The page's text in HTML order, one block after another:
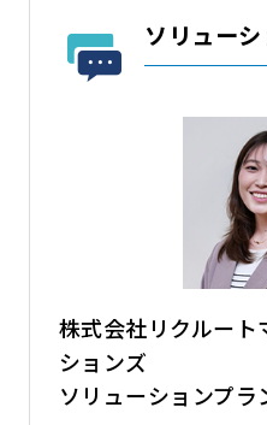
ソリュー
株式会社リクルー
ションズ
ソリューションプ